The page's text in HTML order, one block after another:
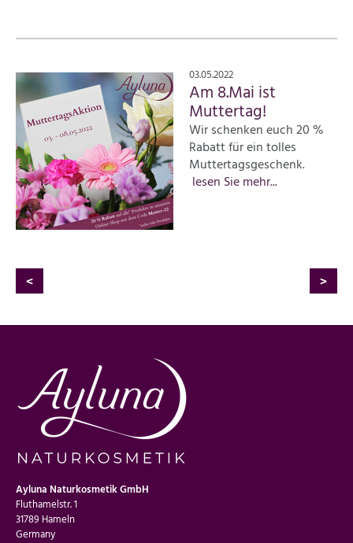
03.05.2022
Am 8.Mai ist
Muttertag!
Wir schenken euch 20 %
Rabatt für ein tolles
Muttertagsgeschenk.
lesen Sie mehr...
< >
Ayluna Naturkosmetik GmbH
Fluthamelstr. 1
31789 Hameln
Germany